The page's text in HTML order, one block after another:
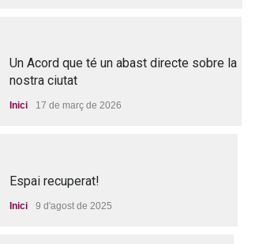
Un Acord que té un abast directe sobre la
nostra ciutat
Inici 17 de març de 2026
Espai recuperat!
Inici 9 d'agost de 2025